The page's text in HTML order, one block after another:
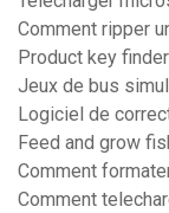
Comment ripper
Product key
Jeux de bus
Logiciel de
Feed and grow
Comment
Comment